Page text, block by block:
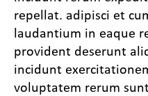
repellat. adipisci et
laudantium in eaque
provident deserunt
incidunt
voluptatem rerum